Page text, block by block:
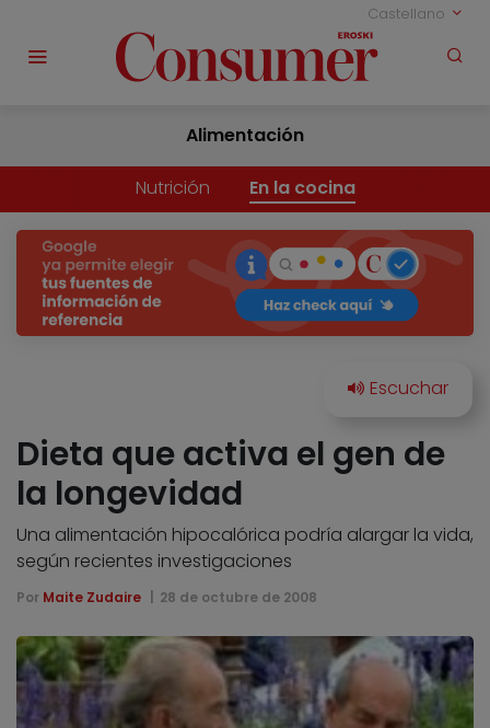
Castellano
Alimentación
Nutrición En la cocina
Dieta que activa el gen de
la longevidad
Una alimentación hipocalórica podría alargar la vida,
según recientes investigaciones
Por Maite Zudaire 28 de octubre de 2008